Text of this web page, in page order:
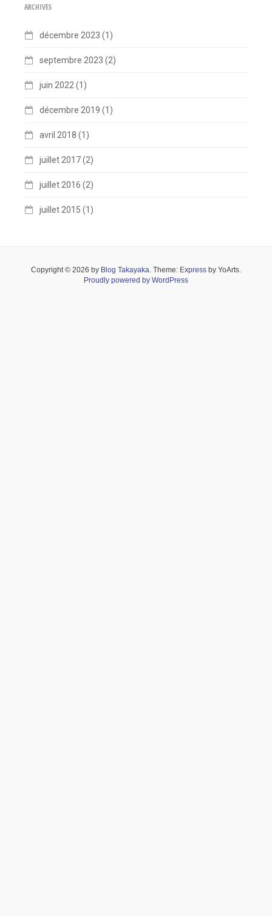
ARCHIVES
décembre 2023 (1)
septembre 2023 (2)
juin 2022 (1)
décembre 2019 (1)
avril 2018 (1)
juillet 2017(2)
juillet 2016 (2)
juillet 2015 (1)
Copyright © 2026 by Blog Takayaka. Theme: Express by YoArts.
Proudly powered by WordPress